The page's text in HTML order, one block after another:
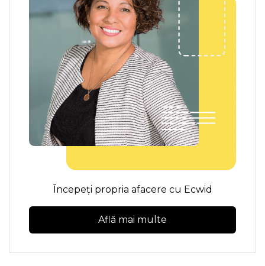
Începeți propria afacere cu Ecwid
Află mai multe